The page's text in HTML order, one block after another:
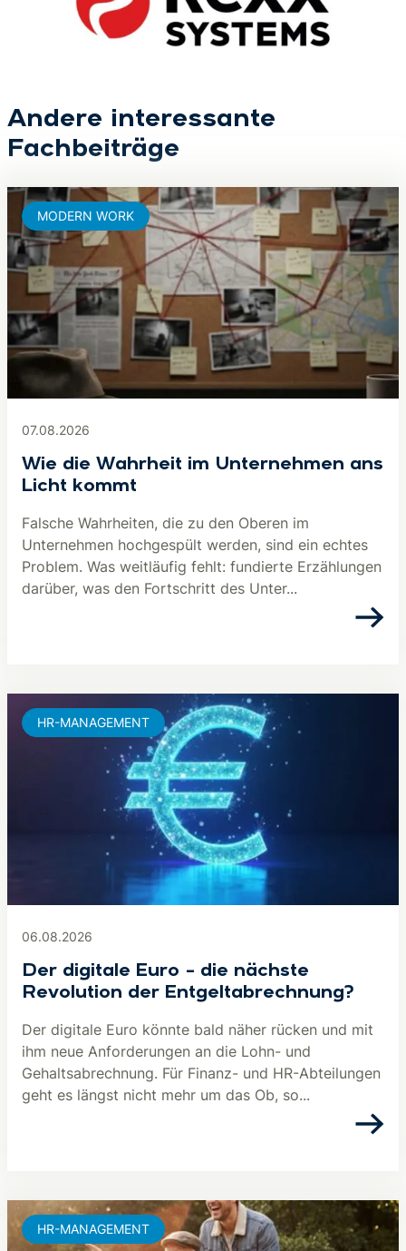
Andere interessante
Fachbeiträge
07.08.2026
Wie die Wahrheit im Unternehmen ans
Licht kommt
Falsche Wahrheiten, die zu den Oberen im
Unternehmen hochgespült werden, sind ein echtes
Problem. Was weitläufig fehlt: fundierte Erzählungen
darüber, was den Fortschritt des Unter...
MODERN WORK
06.08.2026
Der digitale Euro – die nächste
Revolution der Entgeltabrechnung?
Der digitale Euro könnte bald näher rücken und mit
ihm neue Anforderungen an die Lohn- und
Gehaltsabrechnung. Für Finanz- und HR-Abteilungen
geht es längst nicht mehr um das Ob, so...
HR-MANAGEMENT
HR-MANAGEMENT